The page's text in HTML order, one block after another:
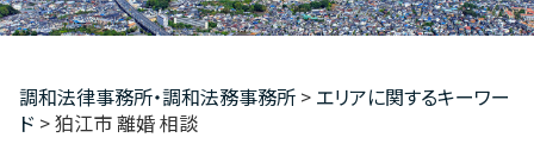
調和法律事務所・調和法務事務所 > エリアに関するキーワー
ド >狛江市 離婚 相談